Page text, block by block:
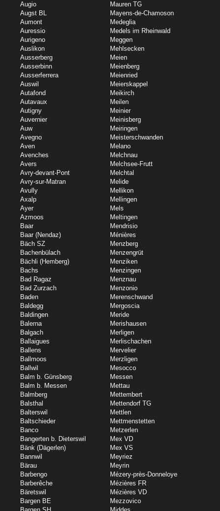
Augio
Augst BL
Aumont
Auressio
Aurigeno
Auslikon
Ausserberg
Ausserbinn
Ausserferrera
Auswil
Autafond
Autavaux
Autigny
Auvernier
Auw
Avegno
Aven
Avenches
Avers
Avry-devant-Pont
Avry-sur-Matran
Avully
Axalp
Ayer
Azmoos
Baar
Baar (Nendaz)
Bäch SZ
Bachenbülach
Bächli (Hemberg)
Bachs
Bad Ragaz
Bad Zurzach
Baden
Baldegg
Baldingen
Balerna
Balgach
Ballaigues
Ballens
Ballmoos
Ballwil
Balm b. Günsberg
Balm b. Messen
Balmberg
Balsthal
Balterswil
Baltschieder
Banco
Bangerten b. Dieterswil
Bänk (Dägerlen)
Bannwil
Bärau
Barbengo
Barberêche
Bäretswil
Bargen BE
Mauren TG
Mayens-de-Chamoson
Medeglia
Medels im Rheinwald
Meggen
Mehlsecken
Meien
Meienberg
Meienried
Meierskappel
Meikirch
Meilen
Meinier
Meinisberg
Meiringen
Meisterschwanden
Melano
Melchnau
Melchsee-Frutt
Melchtal
Melide
Mellikon
Mellingen
Mels
Meltingen
Mendrisio
Ménières
Menzberg
Menzengrüt
Menziken
Menzingen
Menznau
Menzonio
Merenschwand
Mergoscia
Meride
Merishausen
Merligen
Merlischachen
Mervelier
Merzligen
Mesocco
Messen
Mettau
Mettembert
Mettendorf TG
Mettlen
Mettmenstetten
Metzerlen
Mex VD
Mex VS
Meyriez
Meyrin
Mézery-près-Donneloye
Mézières FR
Mézières VD
Mezzovico